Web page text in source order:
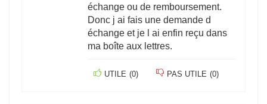
échange ou de remboursement.
Donc j ai fais une demande d
échange et je l ai enfin reçu dans
ma boîte aux lettres.
UTILE (0) PAS UTILE (0)